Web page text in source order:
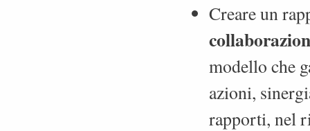
Creare un
modello che
azioni,
rapporti, nel